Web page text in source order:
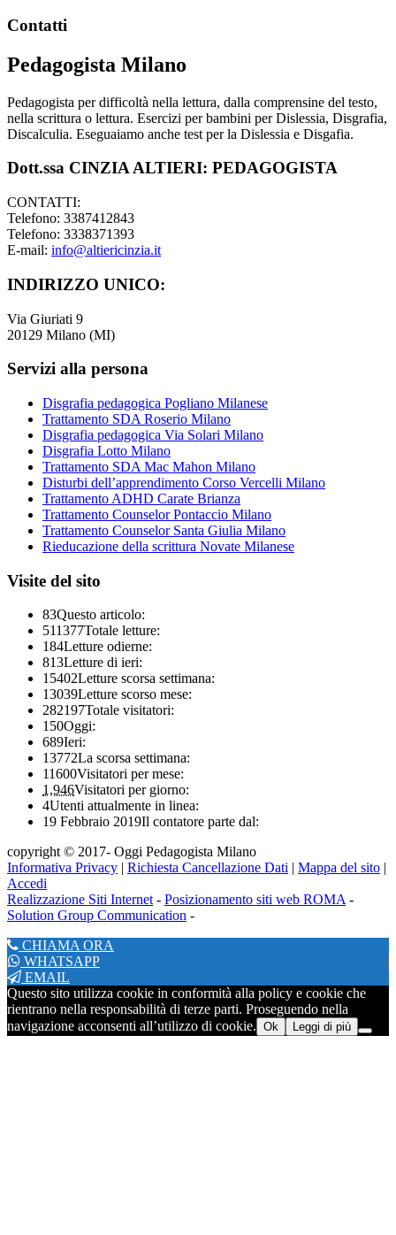
Footer
Contatti
Pedagogista Milano
Pedagogista per difficoltà nella lettura, dalla comprensine del testo,
nella scrittura o lettura. Esercizi per bambini per Dislessia, Disgrafia,
Discalculia. Eseguaiamo anche test per la Dislessia e Disgafia.
Dott.ssa CINZIA ALTIERI: PEDAGOGISTA
CONTATTI:
Telefono: 3387412843
Telefono: 3338371393
E-mail: info@altiericinzia.it
INDIRIZZO UNICO:
Via Giuriati 9
20129 Milano (MI)
Servizi alla persona
Disgrafia pedagogica Pogliano Milanese
Trattamento SDA Roserio Milano
Disgrafia pedagogica Via Solari Milano
Disgrafia Lotto Milano
Trattamento SDA Mac Mahon Milano
Disturbi dell’apprendimento Corso Vercelli Milano
Trattamento ADHD Carate Brianza
Trattamento Counselor Pontaccio Milano
Trattamento Counselor Santa Giulia Milano
Rieducazione della scrittura Novate Milanese
Visite del sito
83Questo articolo:
511377Totale letture:
184Letture odierne:
813Letture di ieri:
15402Letture scorsa settimana:
13039Letture scorso mese:
282197Totale visitatori:
150Oggi:
689Ieri:
13772La scorsa settimana:
11600Visitatori per mese:
1,946Visitatori per giorno:
4Utenti attualmente in linea:
19 Febbraio 2019Il contatore parte dal:
copyright © 2017- Oggi Pedagogista Milano
Informativa Privacy | Richiesta Cancellazione Dati | Mappa del sito |
Accedi
Realizzazione Siti Internet- Posizionamento siti web ROMA-
Solution Group Communication -
CHIAMA ORA
WHATSAPP
EMAIL
Questo sito utilizza cookie in conformità alla policy e cookie che
rientrano nella responsabilità di terze parti. Proseguendo nella
navigazione acconsenti all’utilizzo di cookie. Ok Leggi di più